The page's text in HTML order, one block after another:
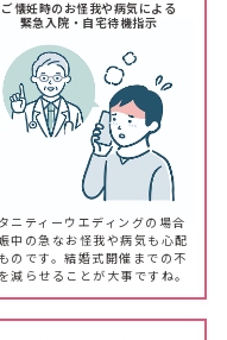
ご懐妊時のお怪我や病気による
緊急入院・自宅待機指示
ニティーウエディングの場合
中の急なお怪我や病気も心配
のです。結婚式開催までの不
減らせることが大事ですね。